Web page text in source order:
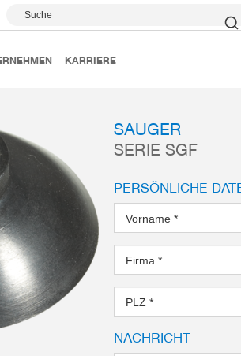
Suche
KARRIERE
SGF SGF35SI
SAUGER
SERIE SGF
PERSÖNLICHE
Vorname*
Firma*
PLZ*
NACHRICHT